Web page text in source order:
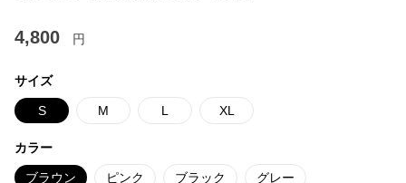
4,800 円
サイズ
S M L XL
カラー
ブラウン ピンク ブラック グレー